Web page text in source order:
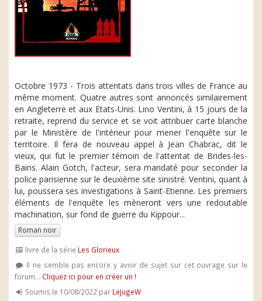
Octobre 1973 - Trois attentats dans trois villes de France au
même moment. Quatre autres sont annoncés similairement
en Angleterre et aux Etats-Unis. Lino Ventini, à 15 jours de la
retraite, reprend du service et se voit attribuer carte blanche
par le Ministère de l'intérieur pour mener l'enquête sur le
territoire. Il fera de nouveau appel à Jean Chabrac, dit le
vieux, qui fut le premier témoin de l'attentat de Brides-les-
Bains. Alain Gotch, l'acteur, sera mandaté pour seconder la
police parisienne sur le deuxième site sinistré. Ventini, quant à
lui, poussera ses investigations à Saint-Etienne. Les premiers
éléments de l'enquête les mèneront vers une redoutable
machination, sur fond de guerre du Kippour...
Roman noir
livre de la série Les Glorieux
Il ne semble pas encore y avoir de sujet sur cet ouvrage sur le
forum... Cliquez ici pour en créer un !
Soumis le 10/08/2022 par LeJugeW